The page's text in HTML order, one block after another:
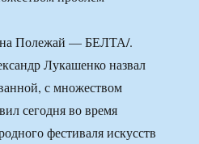
Полежай — БЕЛТА/.
Лукашенко назвал
с множеством
сегодня во время
фестиваля искусств